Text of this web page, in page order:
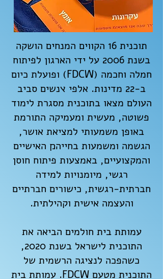
תוכנית 16 הקווים המנחים הושקה
בשנת 2006 על ידי הארגון לפיתוח
חמלה וחכמה (FDCW) ופועלת כיום
ב-22 מדינות. אלפי ׭נשים סביב
העולם מצאו בתוכנית מסגרת לימוד
פשוטה, מעשית ומעמיקה התורמת
באופן משמעותי למציאת אושר,
הגשמה ומשמעות בחייה׋ האישיים
והמקצועיים, באמצעות פיתוח חוסן
רגשי, מיומנויות למידה
חברתית-רגשית, כישורים חברתיים
והעצמה אישית וקהילתית.
עמותת בית חולמים הביאה את
התוכנית לישראל בשנת 2020,
כשהפכה לנציגה הרשמית של
התוכנית מטעם FDCW. עמותת בית